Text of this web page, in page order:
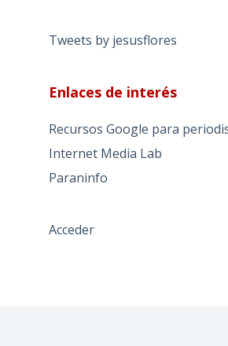
Tweets by jesusflores
Enlaces de interés
Recursos Google para
Internet Media Lab
Paraninfo
Acceder